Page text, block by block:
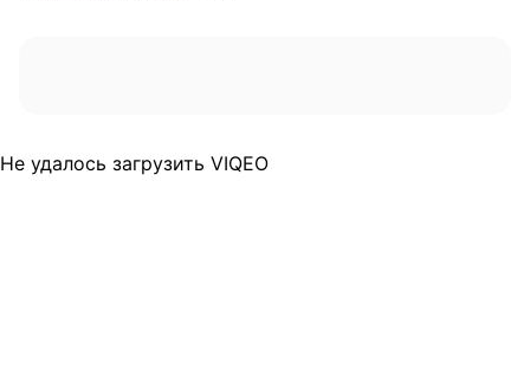
Не удалось загрузить VIQEO